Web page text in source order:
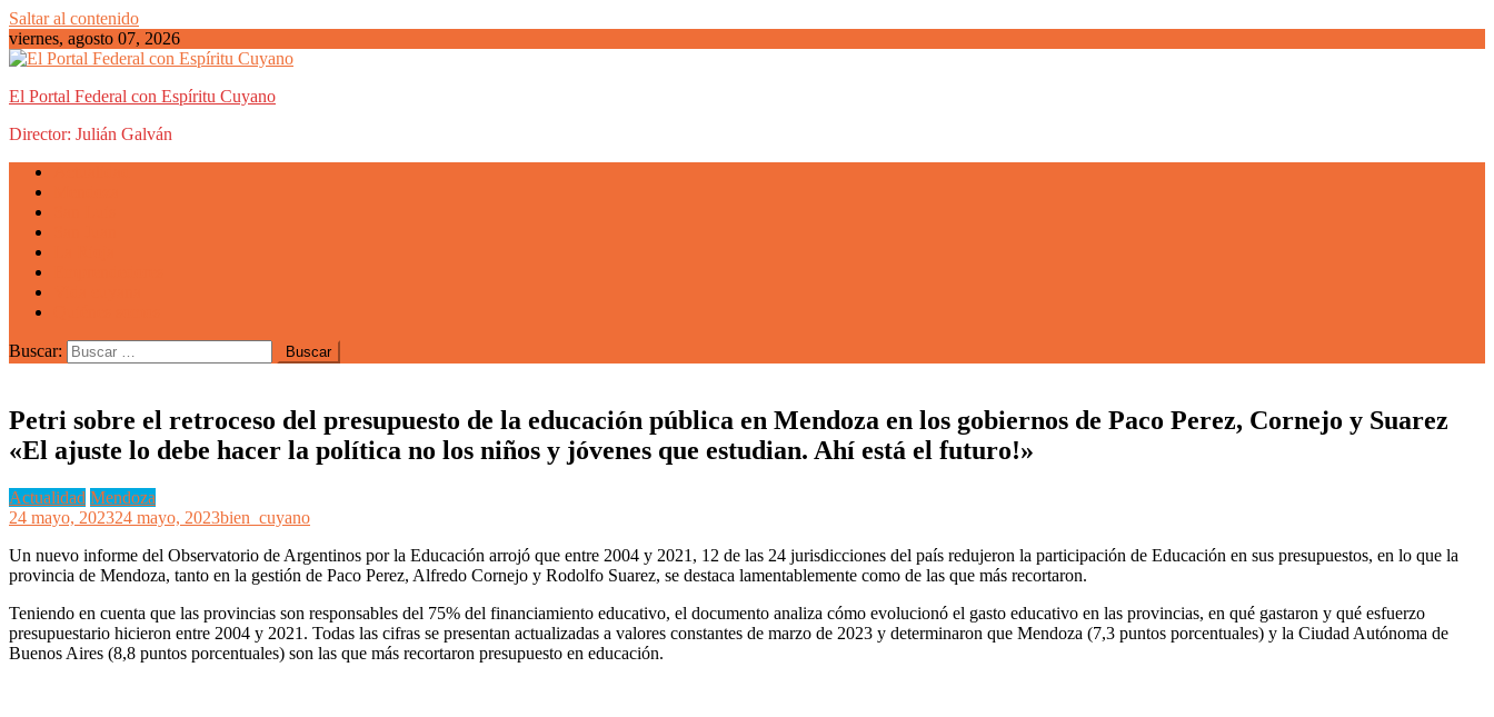
Saltar al contenido
viernes, agosto 07, 2026
El Portal Federal con Espíritu Cuyano
Director: Julián Galván
Buscar:
Petri sobre el retroceso del presupuesto de la educación pública en Mendoza en los gobiernos de Paco Perez, Cornejo y Suarez
«El ajuste lo debe hacer la política no los niños y jóvenes que estudian. Ahí está el futuro!»
Actualidad Mendoza
24 mayo, 202324 mayo, 2023bien_cuyano
Un nuevo informe del Observatorio de Argentinos por la Educación arrojó que entre 2004 y 2021, 12 de las 24 jurisdicciones del país redujeron la participación de Educación en sus presupuestos, en lo que la
provincia de Mendoza, tanto en la gestión de Paco Perez, Alfredo Cornejo y Rodolfo Suarez, se destaca lamentablemente como de las que más recortaron.
Teniendo en cuenta que las provincias son responsables del 75% del financiamiento educativo, el documento analiza cómo evolucionó el gasto educativo en las provincias, en qué gastaron y qué esfuerzo
presupuestario hicieron entre 2004 y 2021. Todas las cifras se presentan actualizadas a valores constantes de marzo de 2023 y determinaron que Mendoza (7,3 puntos porcentuales) y la Ciudad Autónoma de
Buenos Aires (8,8 puntos porcentuales) son las que más recortaron presupuesto en educación.